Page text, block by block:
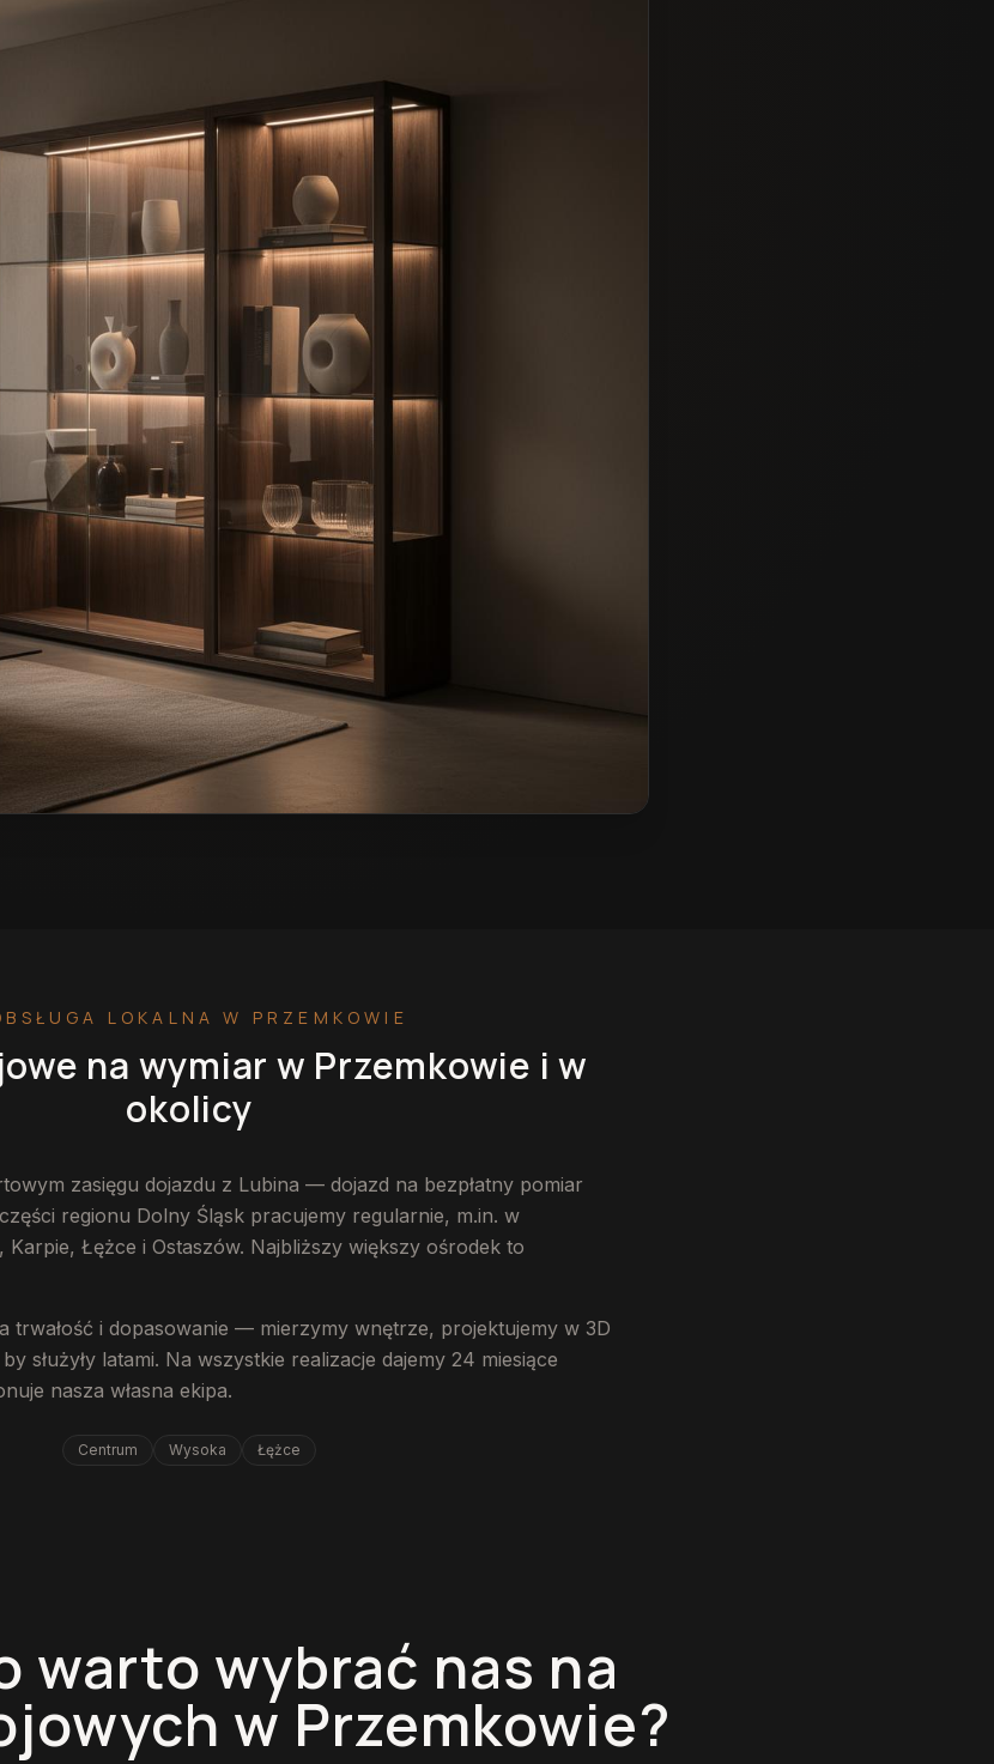
LOKALNAW PRZEMKOWIE
na wymiar w Przemkowie i w
okolicy
zasięgu dojazdu z Lubina — dojazd na bezpłatny pomiar
regionu Dolny Śląsk pracujemy regularnie, m.in. w
Karpie, Łężce i Ostaszów. Najbliższy większy ośrodek to
trwałość i dopasowanie — mierzymy wnętrze, projektujemy w 3D
służyły latami. Na wszystkie realizacje dajemy 24 miesiące
nasza własna ekipa.
Centrum Wysoka Łężce
warto wybrać nas na
w Przemkowie?